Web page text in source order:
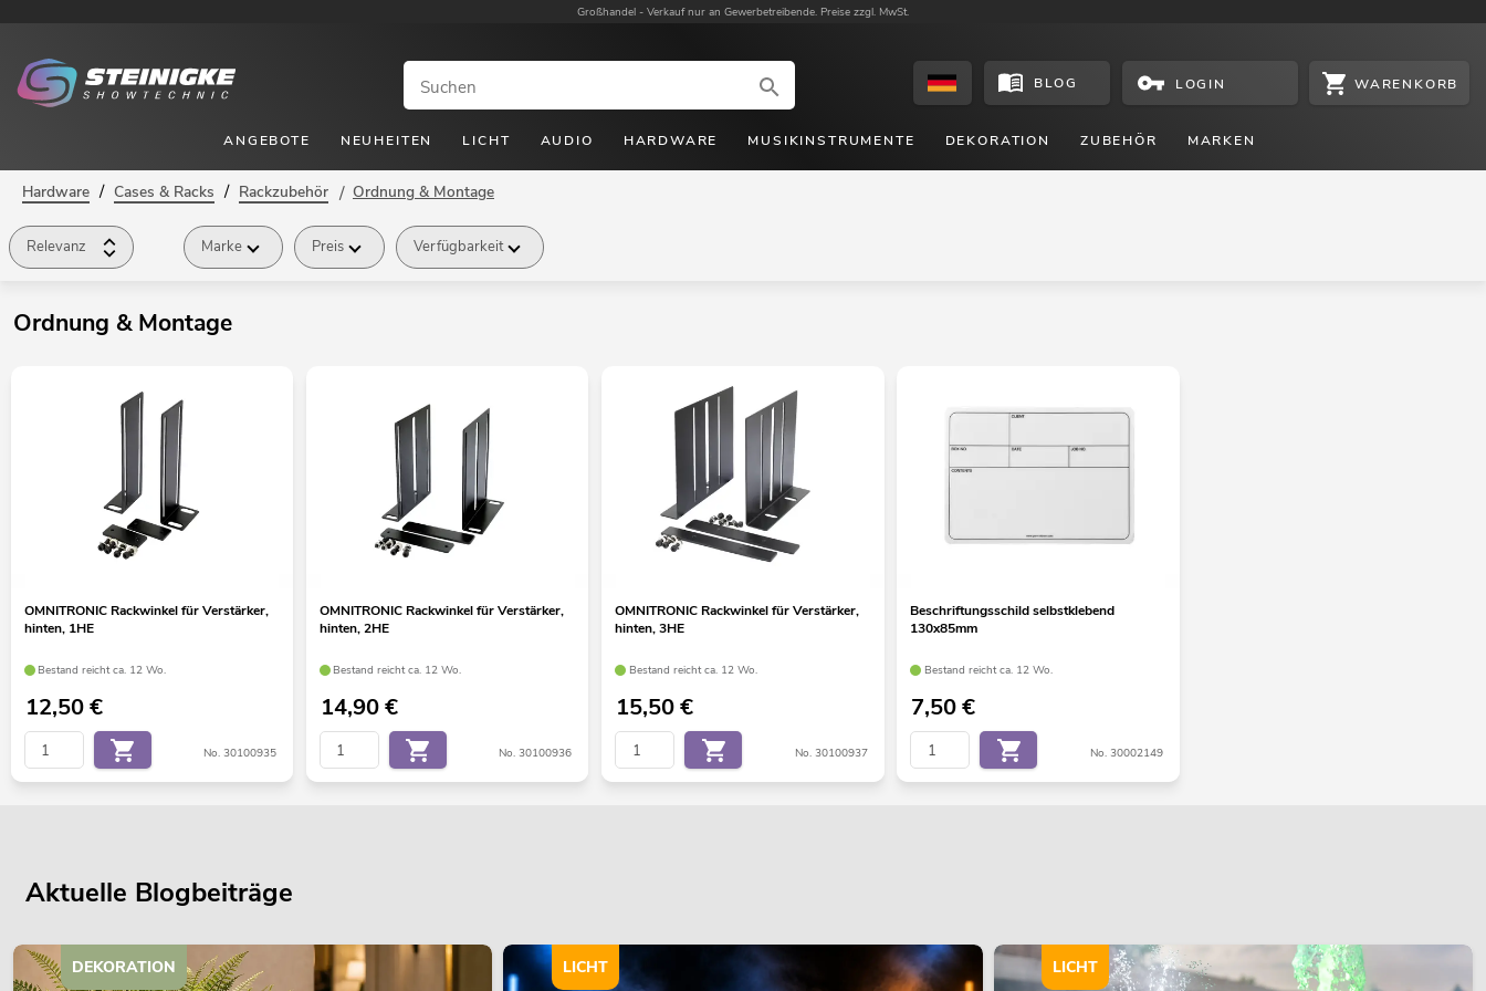
Großhandel - Verkauf nur an Gewerbetreibende. Preise zzgl. MwSt.
BLOG LOGIN WARENKORB
ANGEBOTE NEUHEITEN LICHT AUDIO HARDWARE MUSIKINSTRUMENTE DEKORATION ZUBEHÖR MARKEN
Hardware / Cases & Racks / Rackzubehör / Ordnung & Montage
Relevanz Marke Preis Verfügbarkeit
Ordnung & Montage
OMNITRONIC Rackwinkel für Verstärker,
hinten, 1HE
Bestand reicht ca. 12 Wo.
12,50€
No. 30100935
OMNITRONIC Rackwinkel für Verstärker,
hinten, 2HE
Bestand reicht ca. 12 Wo.
14,90€
No. 30100936
OMNITRONIC Rackwinkel für Verstärker,
hinten, 3HE
Bestand reicht ca. 12 Wo.
15,50€
No. 30100937
Beschriftungsschild selbstklebend
130x85mm
Bestand reicht ca. 12 Wo.
7,50€
No. 30002149
Aktuelle Blogbeiträge
DEKORATION LICHT LICHT